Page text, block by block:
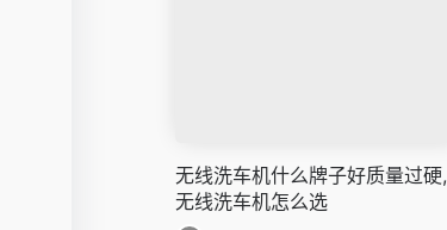
无线洗车机什么牌子好质量过硬,
无线洗车机怎么选